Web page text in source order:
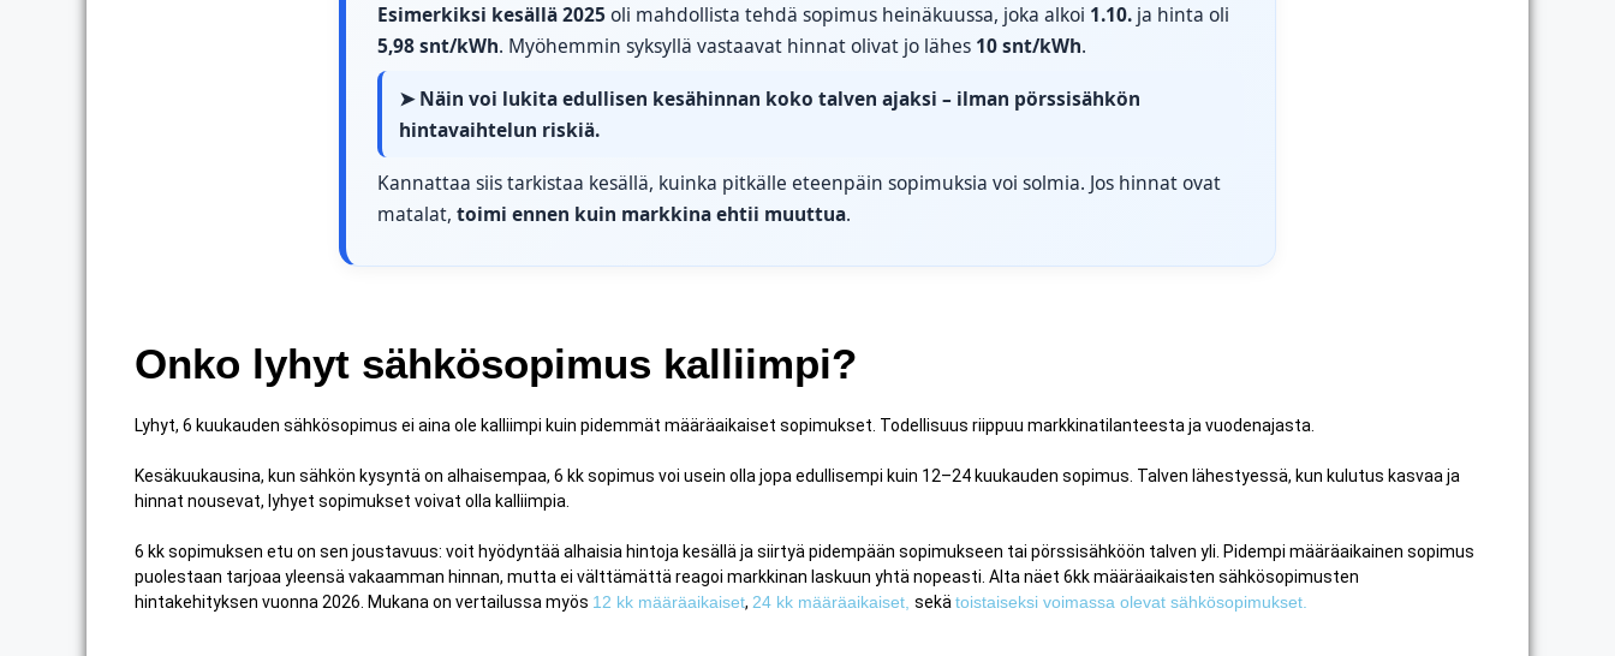
Esimerkiksi kesällä 2025oli mahdollista tehdä sopimus heinäkuussa, joka alkoi 1.10. ja hinta oli
5,98 snt/kWh. Myöhemmin syksyllä vastaavat hinnat olivat jo lähes 10 snt/kWh.
➤ Näin voi lukita edullisen kesähinnan koko talven ajaksi – ilman pörssisähkön
hintavaihtelun riskiä.
Kannattaa siis tarkistaa kesällä, kuinka pitkälle eteenpäin sopimuksia voi solmia. Jos hinnat ovat
matalat, toimi ennen kuin markkina ehtii muuttua.
Onko lyhyt sähkösopimus kalliimpi?
Lyhyt, 6 kuukauden sähkösopimus ei aina ole kalliimpi kuin pidemmät määräaikaiset sopimukset. Todellisuus riippuu markkinatilanteesta ja vuodenajasta.
Kesäkuukausina, kun sähkön kysyntä on alhaisempaa, 6 kk sopimus voi usein olla jopa edullisempi kuin 12–24 kuukauden sopimus. Talven lähestyessä, kun kulutus kasvaa ja
hinnat nousevat, lyhyet sopimukset voivat olla kalliimpia.
6 kk sopimuksen etu on sen joustavuus: voit hyödyntää alhaisia hintoja kesällä ja siirtyä pidempään sopimukseen tai pörssisähköön talven yli. Pidempi määräaikainen sopimus
puolestaan tarjoaa yleensä vakaamman hinnan, mutta ei välttämättä reagoi markkinan laskuun yhtä nopeasti. Alta näet 6kk määräaikaisten sähkösopimusten
hintakehityksen vuonna 2026. Mukana on vertailussa myös 12 kk määräaikaiset, 24 kk määräaikaiset, sekä toistaiseksi voimassa olevat sähkösopimukset.